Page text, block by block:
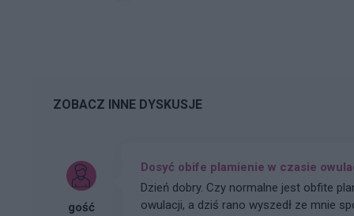
ZOBACZ INNE DYSKUSJE
gość
Dosyć obife plamienie w czasie
Dzień dobry. Czy normalne jest obfite
owulacji, a dziś rano wyszedł ze mnie